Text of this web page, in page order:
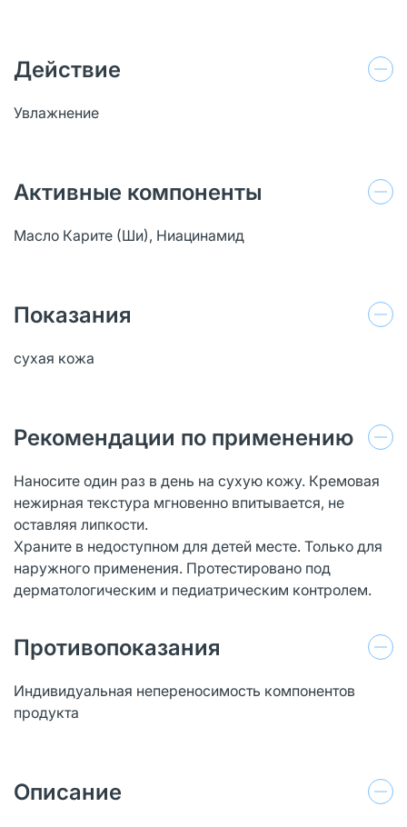
Действие
Увлажнение
Активные компоненты
Масло Карите (Ши), Ниацинамид
Показания
сухая кожа
Рекомендации по применению
Наносите один раз в день на сухую кожу. Кремовая
нежирная текстура мгновенно впитывается, не
оставляя липкости.
Храните в недоступном для детей месте. Только для
наружного применения. Протестировано под
дерматологическим и педиатрическим контролем.
Противопоказания
Индивидуальная непереносимость компонентов
продукта
Описание